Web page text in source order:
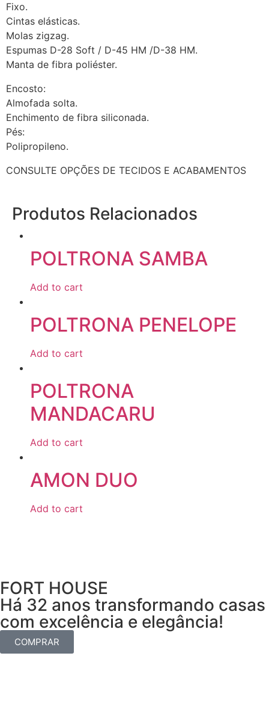
Fixo.
Cintas elásticas.
Molas zigzag.
Espumas D-28 Soft / D-45 HM /D-38 HM.
Manta de fibra poliéster.
Encosto:
Almofada solta.
Enchimento de fibra siliconada.
Pés:
Polipropileno.
CONSULTE OPÇÕES DE TECIDOS E ACABAMENTOS
Produtos Relacionados
POLTRONA SAMBA
Add to cart
POLTRONA PENELOPE
Add to cart
POLTRONA
MANDACARU
Add to cart
AMON DUO
Add to cart
FORT HOUSE
Há 32 anos transformando casas
com excelência e elegância!
COMPRAR